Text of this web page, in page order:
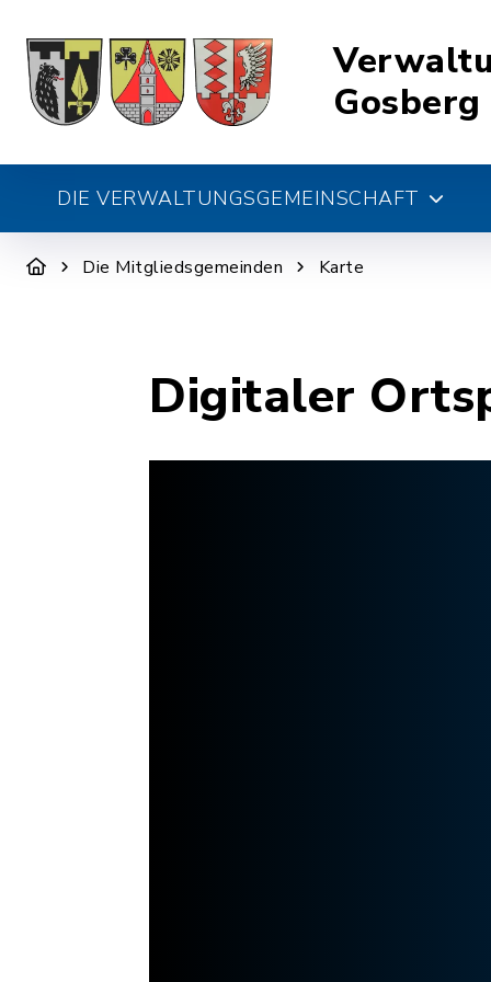
Gosberg
DIE VERWALTUNGSGEMEINSCHAFT
Die Mitgliedsgemeinden Karte
Digitaler